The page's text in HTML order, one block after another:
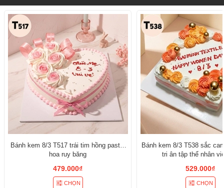
Bánh kem 8/3 T517 trái tim hồng pastel
hoa ruy băng
479.000₫
CHỌN
Bánh kem 8/3 T538 sắc
tri ân tập thể nhân
529.000₫
CHỌN